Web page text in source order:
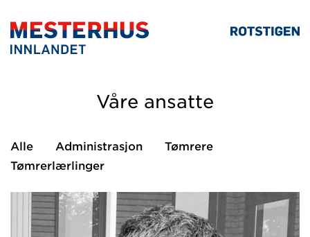
Våre ansatte
Alle Administrasjon
Tømrere
Tømrerlærlinger